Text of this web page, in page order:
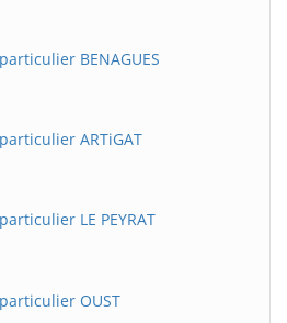
BENAGUES
ARTiGAT
LE PEYRAT
OUST